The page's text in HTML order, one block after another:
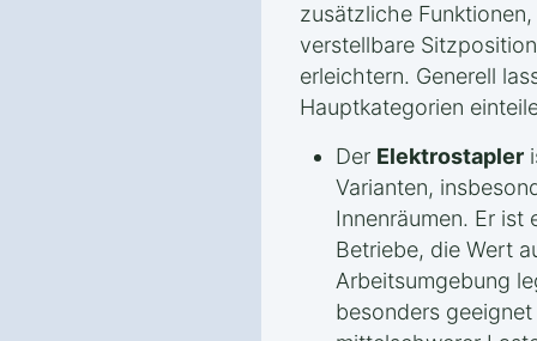
zusätzliche
verstellbare
erleichtern. Generell
Hauptkategorien
Der Elektrostapler
Varianten,
Innenräumen. Er ist
Betriebe, die Wert
Arbeitsumgebung
besonders